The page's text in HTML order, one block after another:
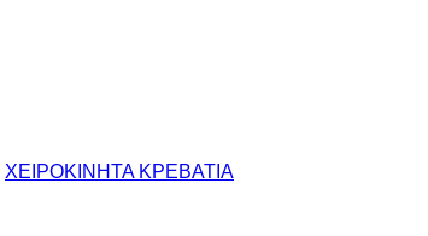
ΧΕΙΡΟΚΙΝΗΤΑ ΚΡΕΒΑΤΙΑ